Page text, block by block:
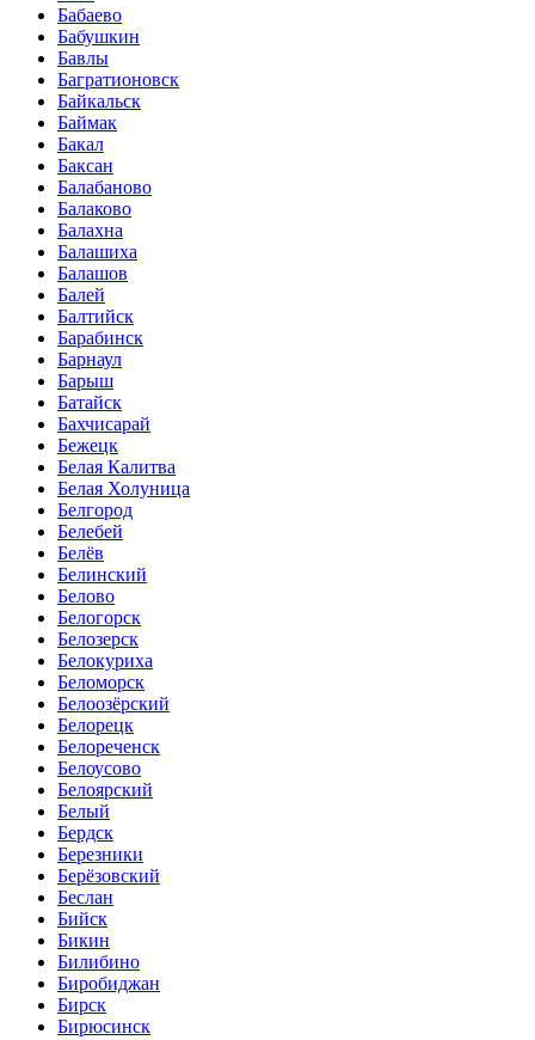
Бабаево
Бабушкин
Бавлы
Багратионовск
Байкальск
Баймак
Бакал
Баксан
Балабаново
Балаково
Балахна
Балашиха
Балашов
Балей
Балтийск
Барабинск
Барнаул
Барыш
Батайск
Бахчисарай
Бежецк
Белая Калитва
Белая Холуница
Белгород
Белебей
Белёв
Белинский
Белово
Белогорск
Белозерск
Белокуриха
Беломорск
Белоозёрский
Белорецк
Белореченск
Белоусово
Белоярский
Белый
Бердск
Березники
Берёзовский
Беслан
Бийск
Бикин
Билибино
Биробиджан
Бирск
Бирюсинск